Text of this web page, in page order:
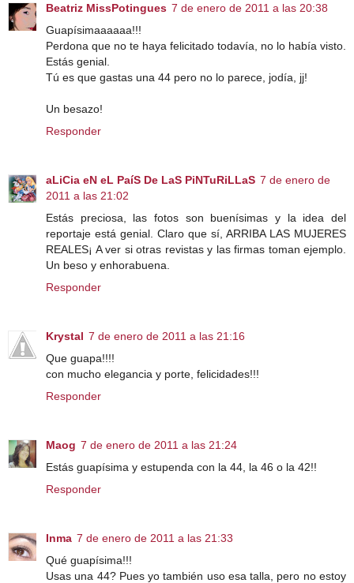
Beatriz MissPotingues 7 de enero de 2011 a las 20:38
Guapísimaaaaaa!!!
Perdona que no te haya felicitado todavía, no lo había visto.
Estás genial.
Tú es que gastas una 44 pero no lo parece, jodía, jj!
Un besazo!
Responder
aLiCia eN eL PaíS De LaS PiNTuRiLLaS 7 de enero de
2011 a las 21:02
Estás preciosa, las fotos son buenísimas y la idea del
reportaje está genial. Claro que sí, ARRIBA LAS MUJERES
REALES¡ A ver si otras revistas y las firmas toman ejemplo.
Un beso y enhorabuena.
Responder
Krystal 7 de enero de 2011 a las 21:16
Que guapa!!!!
con mucho elegancia y porte, felicidades!!!
Responder
Maog 7 de enero de 2011 a las 21:24
Estás guapísima y estupenda con la 44, la 46 o la 42!!
Responder
Inma 7 de enero de 2011 a las 21:33
Qué guapísima!!!
Usas una 44? Pues yo también uso esa talla, pero no estoy